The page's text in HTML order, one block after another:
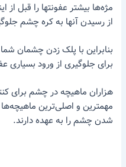
مژه‌ها بیشتر عفونتها را قبل
از رسیدن آنها به کره چشم
بنابراین با پلک زدن چشمان
برای جلوگیری از ورود بسیاری
هزاران ماهیچه در چشم برای
مهمترین و اصلی‌ترین ماهیچه‌ها
شدن چشم را به عهده دارند.